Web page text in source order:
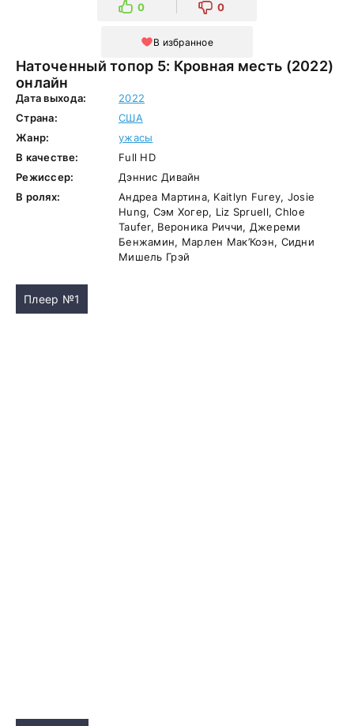
Наточенный топор 5: Кровная месть (2022)
онлайн
0 0
В избранное
Дата выхода:
2022
Страна:
США
Жанр:
ужасы
В качестве:
Full HD
Режиссер:
Дэннис Дивайн
В ролях:
Андреа Мартина, Kaitlyn Furey, Josie
Hung, Сэм Хогер, Liz Spruell, Chloe
Taufer, Вероника Риччи, Джереми
Бенжамин, Марлен Мак’Коэн, Сидни
Мишель Грэй
Плеер №1